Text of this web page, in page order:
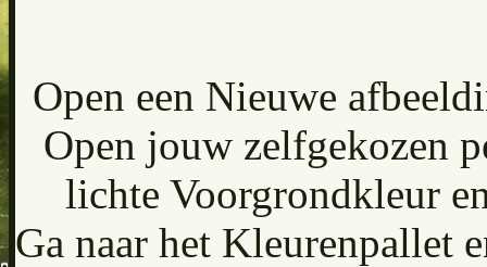
Open een Nieuwe
Open jouw zelfgekozen
lichte Voorgrondkleur
Ga naar het Kleurenpallet